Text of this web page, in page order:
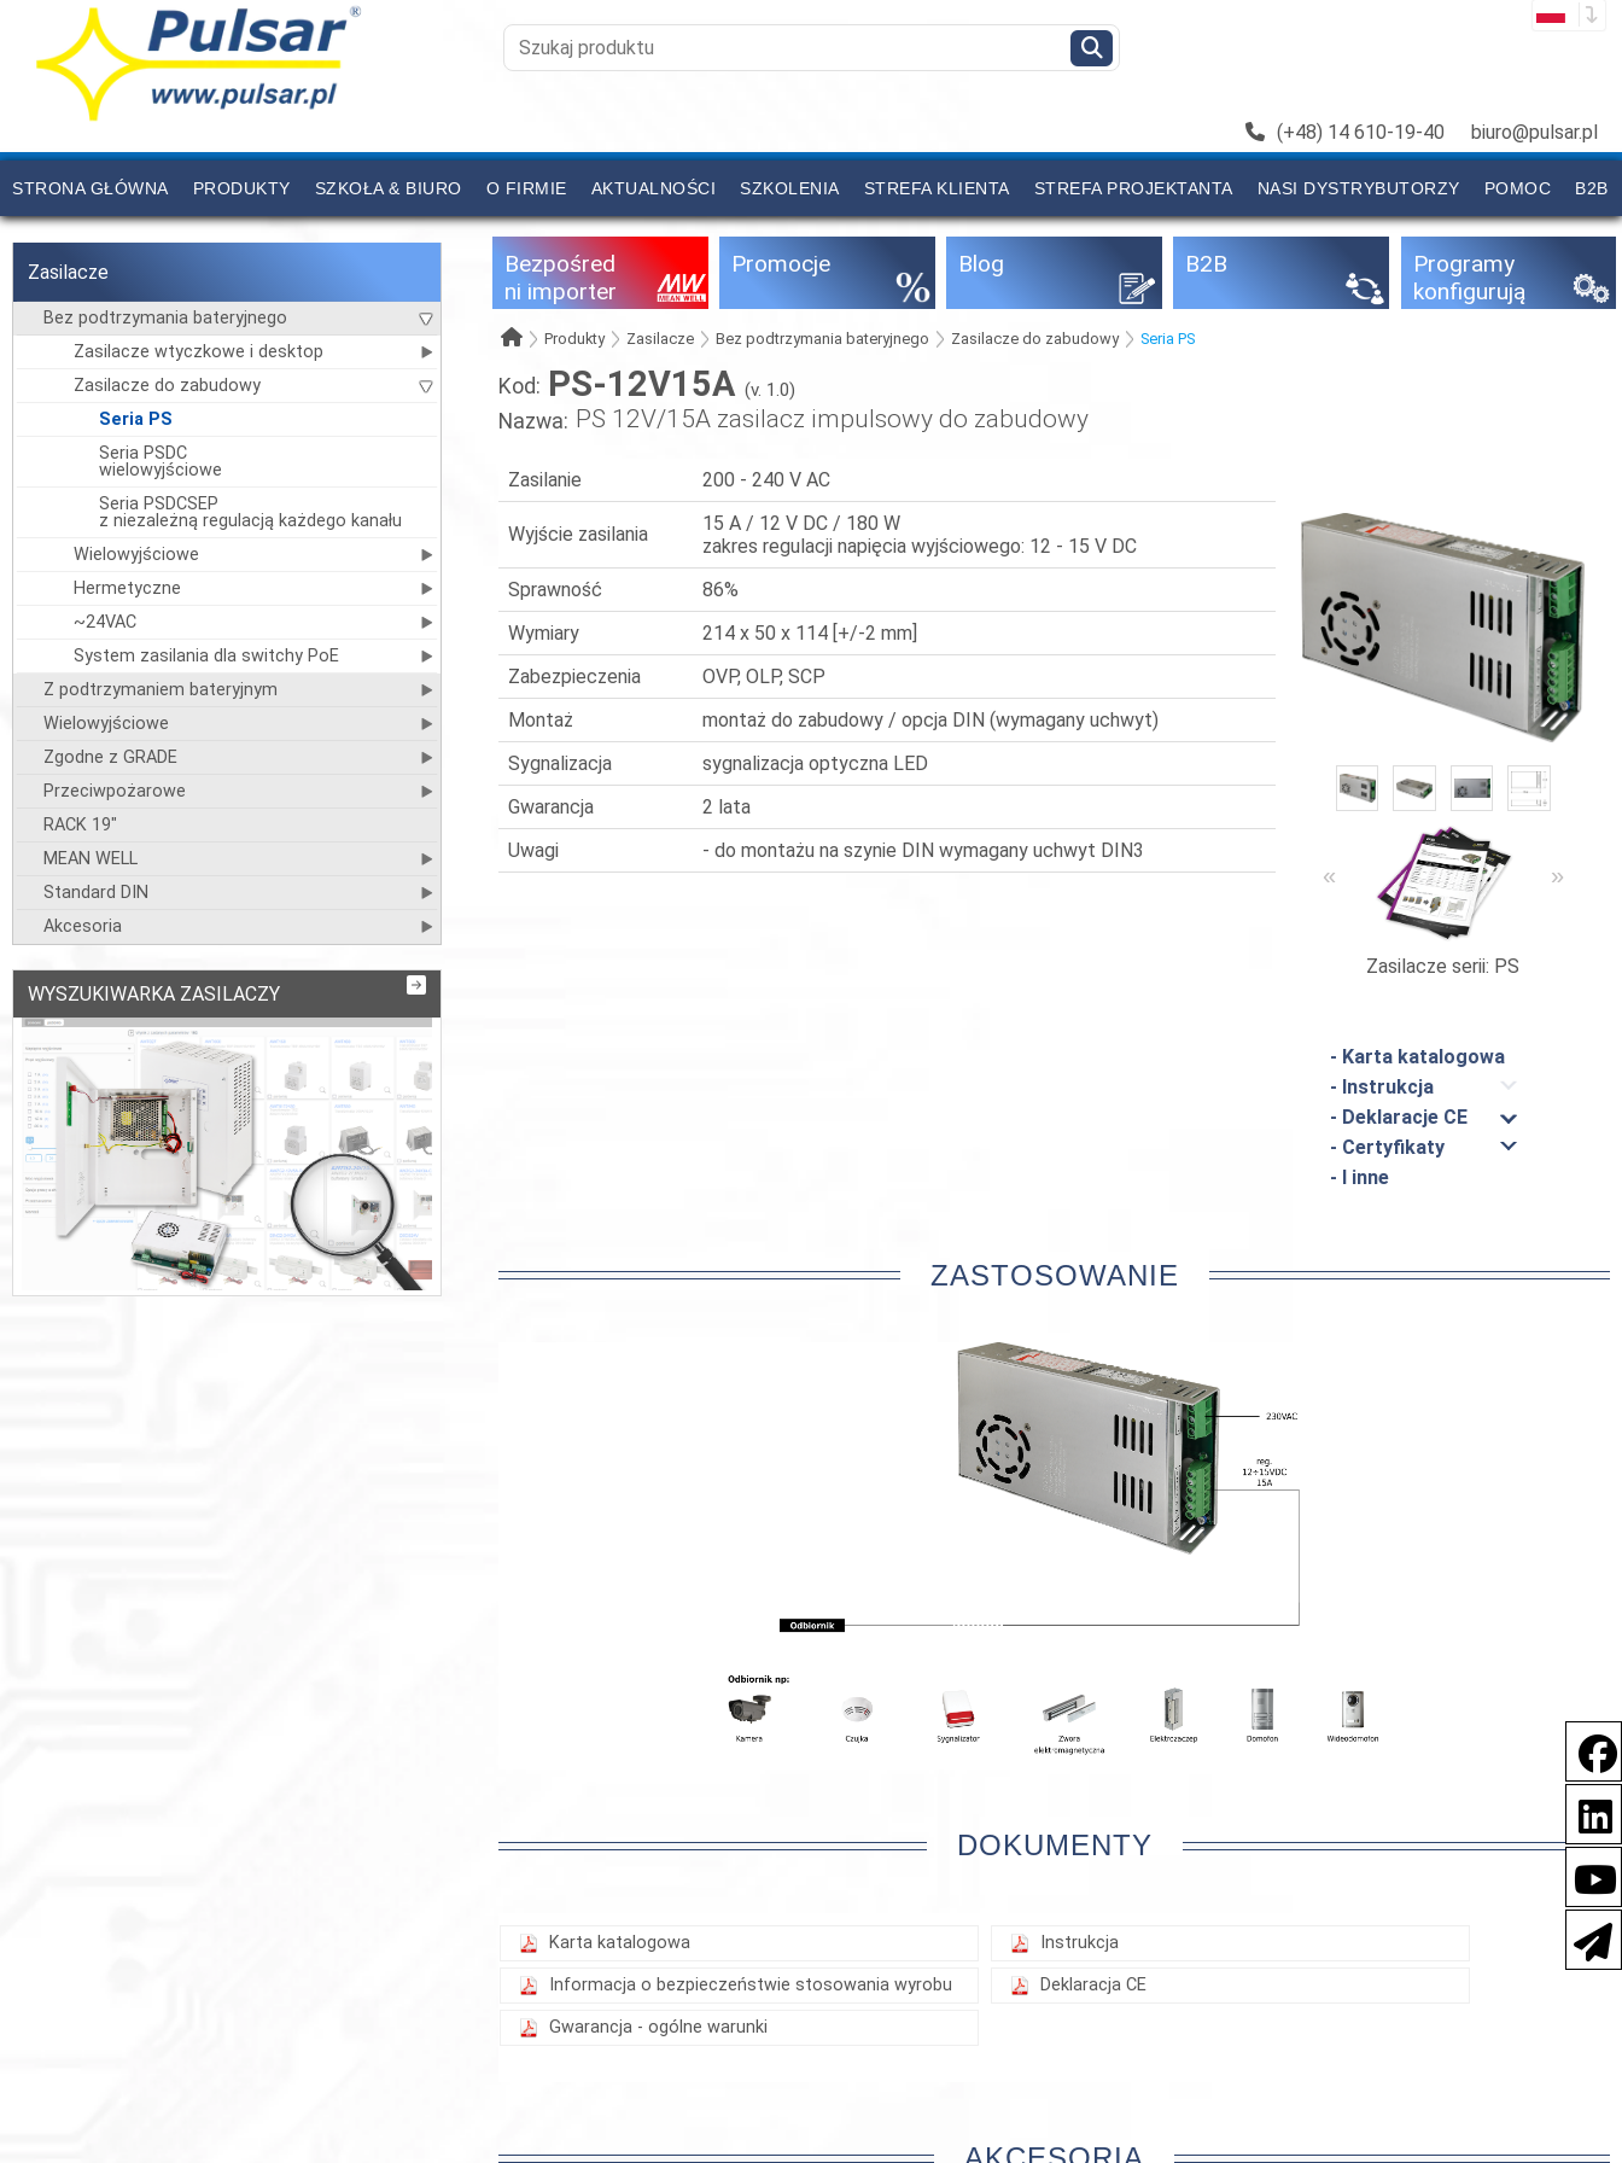
(+48) 14 610-19-40 biuro@pulsar.pl
STRONA GŁÓWNA PRODUKTY SZKOŁA & BIURO O FIRMIE AKTUALNOŚCI SZKOLENIA STREFA KLIENTA STREFA PROJEKTANTA NASI DYSTRYBUTORZY POMOC B2B
CENNIK KONTAKT
Zasilacze
Bez podtrzymania bateryjnego
Zasilacze wtyczkowe i desktop
Zasilacze do zabudowy
Seria PS
Seria PSDC
wielowyjściowe
Seria PSDCSEP
z niezależną regulacją każdego kanału
Wielowyjściowe
Hermetyczne
~24VAC
System zasilania dla switchy PoE
Z podtrzymaniem bateryjnym
Wielowyjściowe
Zgodne z GRADE
Przeciwpożarowe
RACK 19"
MEAN WELL
Standard DIN
Akcesoria
WYSZUKIWARKA ZASILACZY
Bezpośred
ni importer
Promocje Blog B2B
Programy
konfigurują
Produkty Zasilacze Bez podtrzymania bateryjnego Zasilacze do zabudowy Seria PS
Kod: PS-12V15A (v. 1.0)
Nazwa: PS 12V/15A zasilacz impulsowy do zabudowy
Zasilanie 200 - 240 V AC
Wyjście zasilania
15 A / 12 V DC / 180 W
zakres regulacji napięcia wyjściowego: 12 - 15 V DC
Sprawność
86%
Wymiary
214 x 50 x 114 [+/-2 mm]
Zabezpieczenia
OVP, OLP, SCP
Montaż
montaż do zabudowy / opcja DIN (wymagany uchwyt)
Sygnalizacja
sygnalizacja optyczna LED
Gwarancja
2 lata
Uwagi
- do montażu na szynie DIN wymagany uchwyt DIN3
Zasilacze serii: PS
« »
- Karta katalogowa
- Instrukcja
- Deklaracje CE
- Certyfikaty
- I inne
ZASTOSOWANIE
DOKUMENTY
Karta katalogowa Instrukcja
Informacja o bezpieczeństwie stosowania wyrobu Deklaracja CE
Gwarancja - ogólne warunki